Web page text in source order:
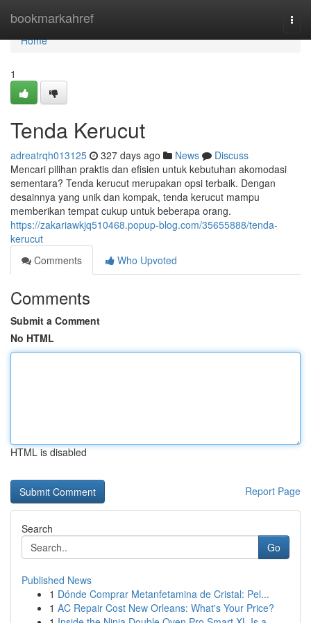
bookmarkahref
Home
Home
1
Tenda Kerucut
adreatrqh013125 327 days ago News
Discuss
Mencari pilihan praktis dan efisien untuk kebutuhan akomodasi
sementara? Tenda kerucut merupakan opsi terbaik. Dengan
desainnya yang unik dan kompak, tenda kerucut mampu
memberikan tempat cukup untuk beberapa orang.
https://zakariawkjq510468.popup-blog.com/35655888/tenda-
kerucut
Comments
Who Upvoted
Comments
Submit a Comment
No HTML
HTML is disabled
Report Page
Search
Go
Published News
1 Dónde Comprar Metanfetamina de Cristal: Pel...
1 AC Repair Cost New Orleans: What's Your Price?